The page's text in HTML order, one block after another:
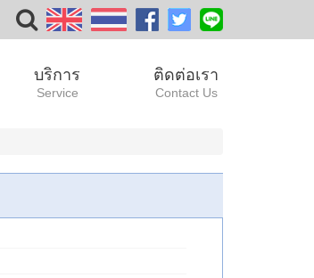
บริการ
Service
ติดต่อเรา
Contact Us